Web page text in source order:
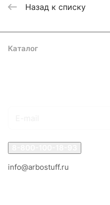
Назад к списку
Каталог
info@arbostuff.ru